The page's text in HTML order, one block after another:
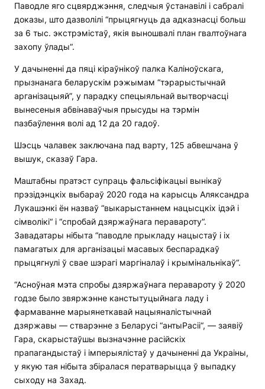
Паводле яго сцвярджэння, следчыя ўстанавілі і сабралі
доказы, што дазволілі “прыцягнуць да адказнасці больш
за 6 тыс. экстрэмістаў, якія выношвалі план гвалтоўнага
захопу ўлады“.
У дачыненні да пяці кіраўнікоў палка Каліноўскага,
прызнанага беларускім рэжымам “тэрарыстычнай
арганізацыяй”, у парадку спецыяльнай вытворчасці
вынесеныя абвінаваўчыя прысуды на тэрмін
пазбаўлення волі ад 12 да 20 гадоў.
Шэсць чалавек заключана пад варту, 125 абвешчана ў
вышук, сказаў Гара.
Маштабны пратэст супраць фальсіфікацыі вынікаў
прэзідэнцкіх выбараў 2020 года на карысць Аляксандра
Лукашэнкі ён назваў “выкарыстаннем нацысцкіх ідэй і
сімволікі“ і “спробай дзяржаўнага перавароту“.
Завадатары нібыта “паводле прыкладу нацыстаў і іх
памагатых для арганізацыі масавых беспарадкаў
прыцягнулі ў свае шэрагі маргіналаў і крымінальнікаў“.
“Асноўная мэта спробы дзяржаўнага перавароту ў 2020
годзе было звяржэнне канстытуцыйнага ладу і
фармаванне марыянеткавай нацыяналістычнай
дзяржавы — стварэнне з Беларусі “антыРасіі“, — заявіў
Гара, скарыстаўшы вызначэнне расійскіх
прапагандыстаў і імперыялістаў у дачыненні да Украіны,
у якую тая нібыта збіралася ператварыцца ў выпадку
сыходу на Захад.